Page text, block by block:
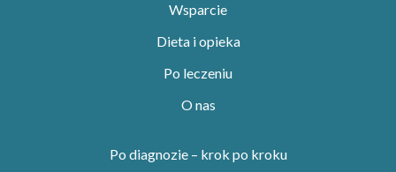
Wsparcie
Dieta i opieka
Po leczeniu
O nas
Po diagnozie – krok po kroku